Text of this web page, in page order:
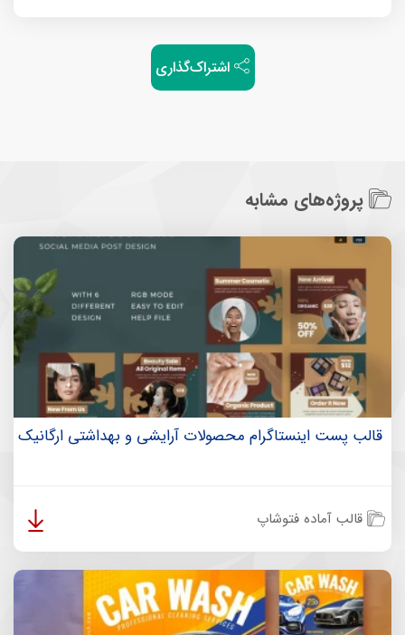
اشتراک‌گذاری
پروژه‌های مشابه
قالب پست اینستاگرام محصولات آرایشی و بهداشتی ارگانیک
قالب آماده فتوشاپ